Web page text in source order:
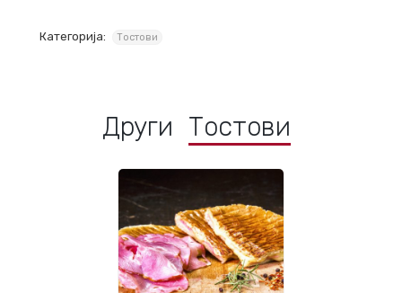
Категорија: Тостови
Други Тостови